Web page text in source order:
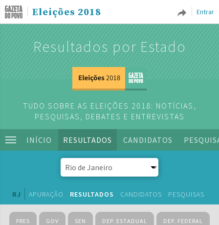
Entrar
Eleições 2018
Resultados por Estado
TUDO SOBRE AS ELEIÇÕES 2018: NOTÍCIAS,
PESQUISAS, DEBATES E ENTREVISTAS
INÍCIO RESULTADOS CANDIDATOS
RJ APURAÇÃO RESULTADOS CANDIDATOS PESQUISAS
PRES GOV SEN DEP. ESTADUAL DEP. FEDERAL